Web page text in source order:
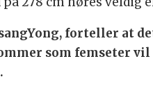
forteller at
som femseter